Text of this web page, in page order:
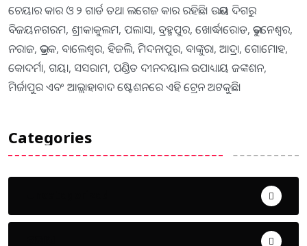
ଚେୟାର କାର ଓ ୨ ଗାର୍ଡ ତଥା ଲଗେଜ କାର ରହିଛି। ଉଭୟ ଦିଗରୁ
ବିଜୟନଗରମ, ଶ୍ରୀକାକୁଲମ, ପଲାସା, ବ୍ରହ୍ମପୁର, ଖୋର୍ଦ୍ଧାରୋଡ, ଭୁବନେଶ୍ୱର,
ନରାଜ, ଭଦ୍ରକ, ବାଲେଶ୍ୱର, ହିଜଲି, ମିଦନାପୁର, ବାଙ୍କୁରା, ଆଦ୍ରା, ଗୋମୋହ,
କୋଦର୍ମା, ଗୟା, ସସରାମ, ପଣ୍ଡିତ ଦୀନଦୟାଲ ଉପାଧ୍ୟାୟ ଜଙ୍କଶନ,
ମିର୍ଜାପୁର ଏବଂ ଆଲ୍ଲାହାବାଦ ଷ୍ଟେଶନରେ ଏହି ଟ୍ରେନ ଅଟକୁଛି।
Categories